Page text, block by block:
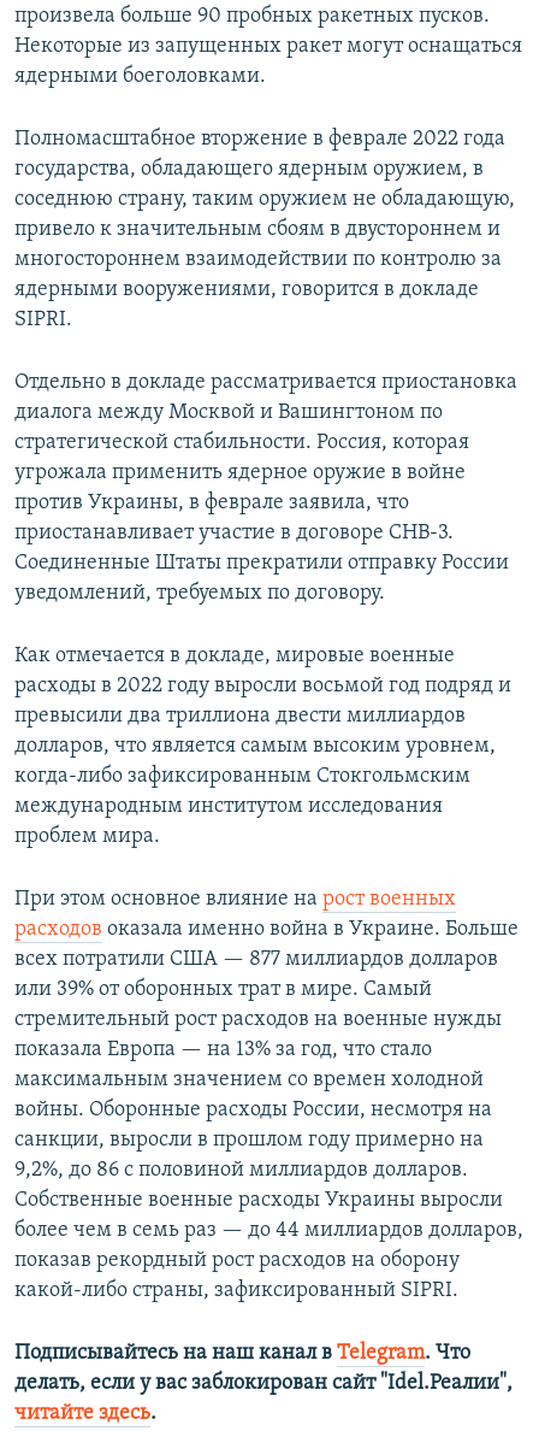
произвела больше 90 пробных ракетных пусков.
Некоторые из запущенных ракет могут оснащаться
ядерными боеголовками.
Полномасштабное вторжение в феврале 2022 года
государства, обладающего ядерным оружием, в
соседнюю страну, таким оружием не обладающую,
привело к значительным сбоям в двустороннем и
многостороннем взаимодействии по контролю за
ядерными вооружениями, говорится в докладе
SIPRI.
Отдельно в докладе рассматривается приостановка
диалога между Москвой и Вашингтоном по
стратегической стабильности. Россия, которая
угрожала применить ядерное оружие в войне
против Украины, в феврале заявила, что
приостанавливает участие в договоре СНВ-3.
Соединенные Штаты прекратили отправку России
уведомлений, требуемых по договору.
Как отмечается в докладе, мировые военные
расходы в 2022 году выросли восьмой год подряд и
превысили два триллиона двести миллиардов
долларов, что является самым высоким уровнем,
когда-либо зафиксированным Стокгольмским
международным институтом исследования
проблем мира.
При этом основное влияние на рост военных
расходов оказала именно война в Украине. Больше
всех потратили США — 877 миллиардов долларов
или 39% от оборонных трат в мире. Самый
стремительный рост расходов на военные нужды
показала Европа — на 13% за год, что стало
максимальным значением со времен холодной
войны. Оборонные расходы России, несмотря на
санкции, выросли в прошлом году примерно на
9,2%, до 86 с половиной миллиардов долларов.
Собственные военные расходы Украины выросли
более чем в семь раз — до 44 миллиардов долларов,
показав рекордный рост расходов на оборону
какой-либо страны, зафиксированный SIPRI.
Подписывайтесь на наш канал в Telegram. Что
делать, если у вас заблокирован сайт "Idel.Реалии",
читайте здесь.